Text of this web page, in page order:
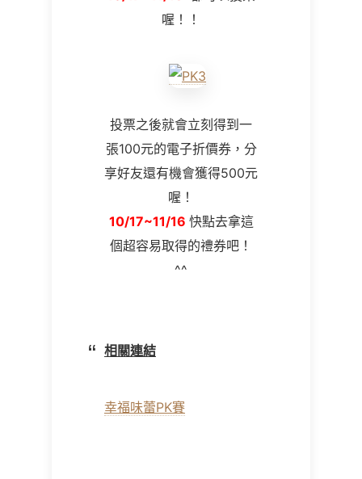
喔！！
投票之後就會立刻得到一
張100元的電子折價券，分
享好友還有機會獲得500元
喔！
10/17~11/16 快點去拿這
個超容易取得的禮券吧！
^^
相關連結
幸福味蕾PK賽